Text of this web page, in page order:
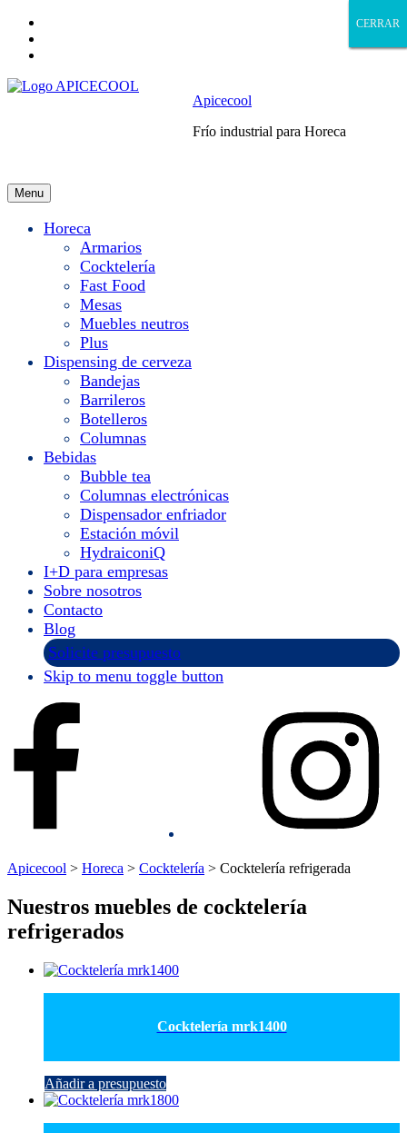
content
footer
Apicecool
Frío industrial para Horeca
Menu
Horeca
Armarios
Cocktelería
Fast Food
Mesas
Muebles neutros
Plus
Dispensing de cerveza
Bandejas
Barrileros
Botelleros
Columnas
Bebidas
Bubble tea
Columnas electrónicas
Dispensador enfriador
Estación móvil
HydraiconiQ
I+D para empresas
Sobre nosotros
Contacto
Blog
Solicite presupuesto
Skip to menu toggle button
Apicecool > Horeca > Cocktelería > Cocktelería refrigerada
Nuestros muebles de cocktelería
refrigerados
Cocktelería mrk1400
Añadir a presupuesto
CERRAR
CERRAR
CERRAR
CERRAR